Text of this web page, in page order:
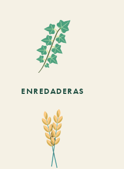
ENREDADERAS